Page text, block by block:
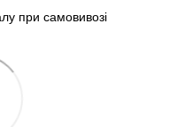
при самовивозі